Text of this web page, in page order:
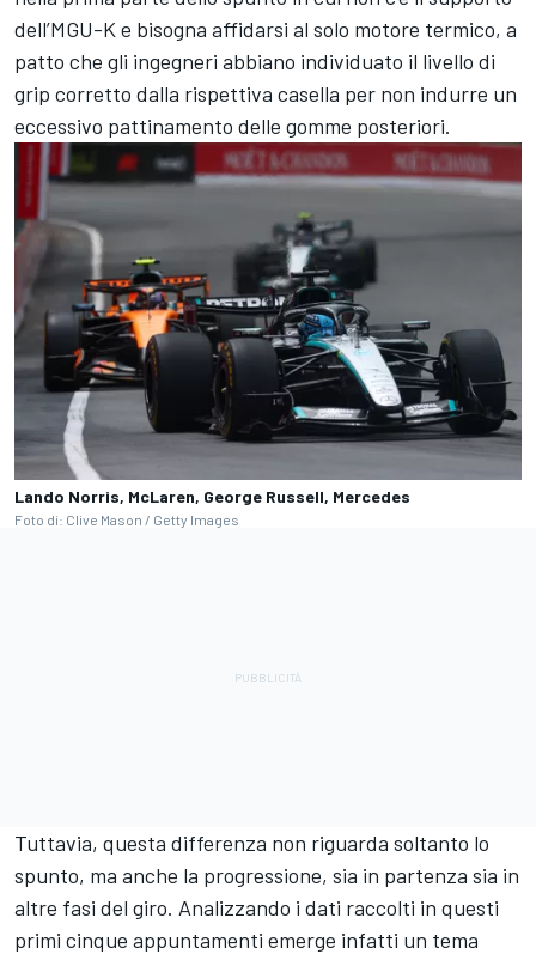
dell’MGU-K e bisogna affidarsi al solo motore termico, a
patto che gli ingegneri abbiano individuato il livello di
grip corretto dalla rispettiva casella per non indurre un
eccessivo pattinamento delle gomme posteriori.
Lando Norris, McLaren, George Russell, Mercedes
Foto di: Clive Mason / Getty Images
Tuttavia, questa differenza non riguarda soltanto lo
spunto, ma anche la progressione, sia in partenza sia in
altre fasi del giro. Analizzando i dati raccolti in questi
primi cinque appuntamenti emerge infatti un tema